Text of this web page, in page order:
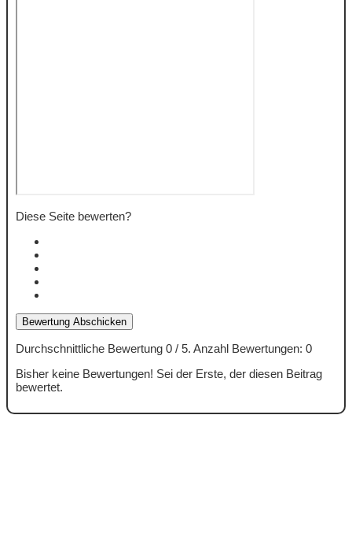
Diese Seite bewerten?
Bewertung Abschicken
Durchschnittliche Bewertung 0 / 5. Anzahl Bewertungen: 0
Bisher keine Bewertungen! Sei der Erste, der diesen Beitrag
bewertet.